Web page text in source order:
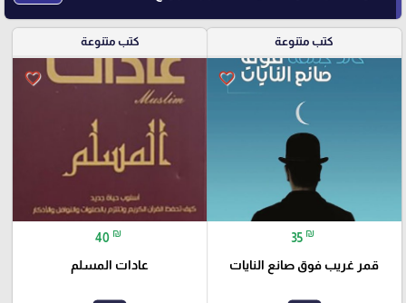
كتب متنوعة
favorite_border
35 ₪
قمر غريب فوق صانع النايات
كتب متنوعة
favorite_border
40 ₪
عادات المسلم